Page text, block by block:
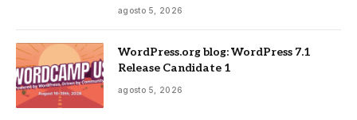
agosto 5, 2026
WordPress.org blog: WordPress 7.1
Release Candidate 1
agosto 5, 2026